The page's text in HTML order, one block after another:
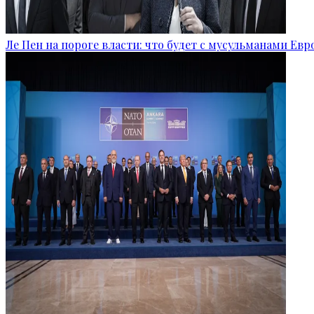
Ле Пен на пороге власти: что будет с мусульманами